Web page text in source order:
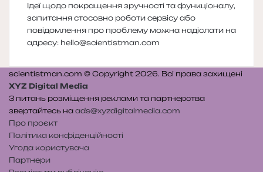
Ідеї щодо покращення зручності та функціоналу,
запитання стосовно роботи сервісу або
повідомлення про проблему можна надіслати на
адресу: hello@scientistman.com
scientistman.com © Copyright 2026. Всі права захищені
XYZ Digital Media
З питань розміщення реклами та партнерства
звертайтесь на ads@xyzdigitalmedia.com
Про проєкт
Політика конфіденційності
Угода користувача
Партнери